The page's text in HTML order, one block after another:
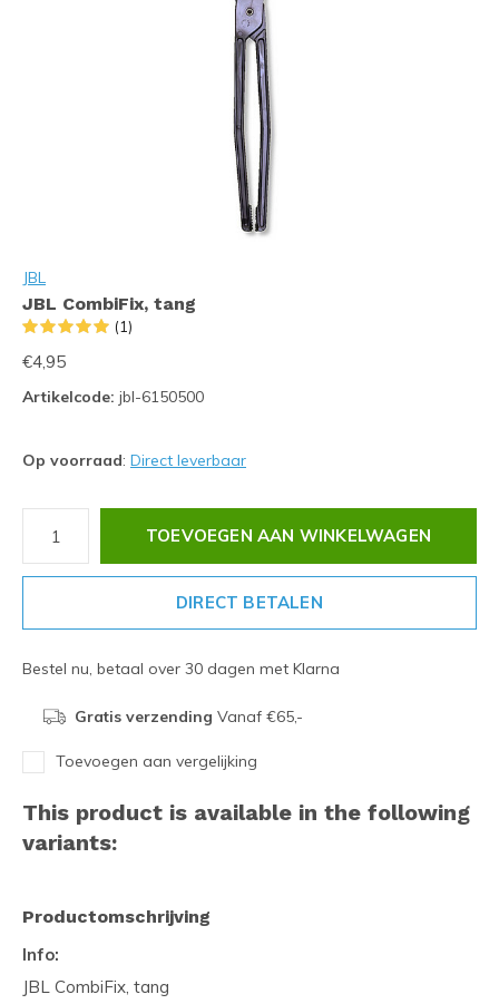
JBL
JBL CombiFix, tang
(1)
€4,95
Artikelcode: jbl-6150500
Op voorraad: Direct leverbaar
TOEVOEGEN AAN WINKELWAGEN
DIRECT BETALEN
Bestel nu, betaal over 30 dagen met Klarna
Gratis verzending Vanaf €65,-
Toevoegen aan vergelijking
This product is available in the following
variants:
Productomschrijving
Info:
JBL CombiFix, tang